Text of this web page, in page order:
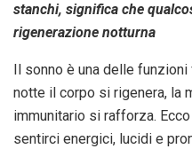
stanchi, significa che
rigenerazione notturna
Il sonno è una delle
notte il corpo si rigenera, la
immunitario si rafforza.
sentirci energici, lucidi e